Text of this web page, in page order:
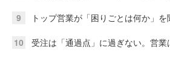
9 トップ営業が「困りごとは何か」
10 受注は「通過点」に過ぎない。営